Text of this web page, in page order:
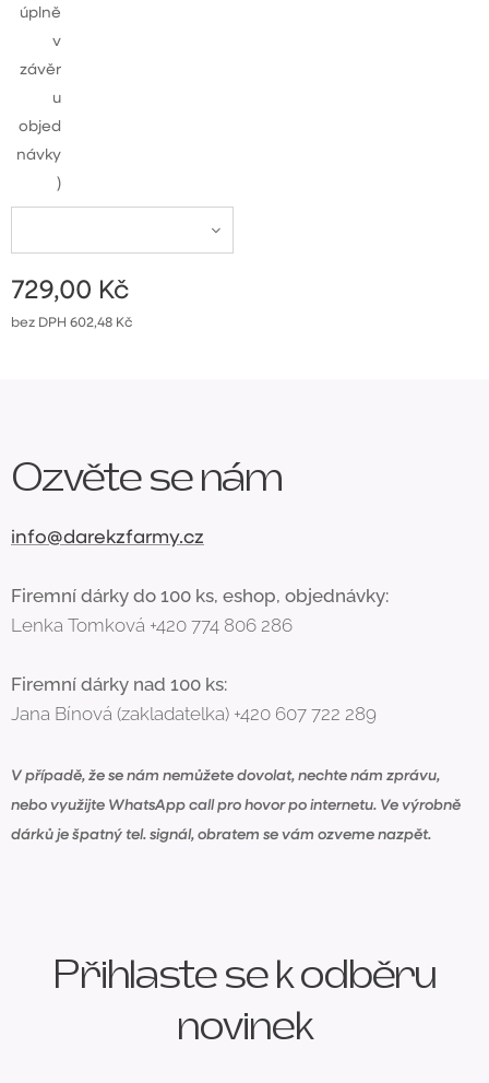
úplně
v
závěr
u
objed
návky
)
729,00 Kč
bez DPH 602,48 Kč
Ozvěte se nám
info@darekzfarmy.cz
Firemní dárky do 100 ks, eshop, objednávky:
Lenka Tomková +420 774 806 286
Firemní dárky nad 100 ks:
Jana Bínová (zakladatelka) +420 607 722 289
V případě, že se nám nemůžete dovolat, nechte nám zprávu,
nebo využijte WhatsApp call pro hovor po internetu. Ve výrobně
dárků je špatný tel. signál, obratem se vám ozveme nazpět.
Přihlaste se k odběru
novinek